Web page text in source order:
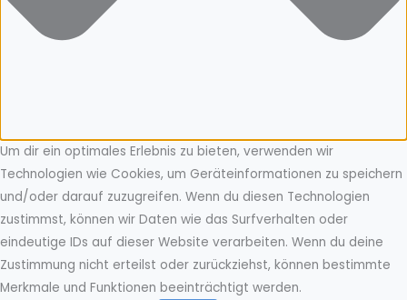
Um dir ein optimales Erlebnis zu bieten, verwenden wir
Technologien wie Cookies, um Geräteinformationen zu speichern
und/oder darauf zuzugreifen. Wenn du diesen Technologien
zustimmst, können wir Daten wie das Surfverhalten oder
eindeutige IDs auf dieser Website verarbeiten. Wenn du deine
Zustimmung nicht erteilst oder zurückziehst, können bestimmte
Merkmale und Funktionen beeinträchtigt werden.